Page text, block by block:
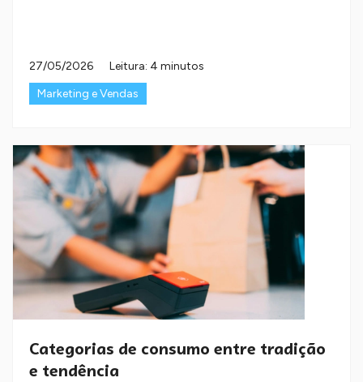
27/05/2026
Leitura: 4 minutos
Marketing e Vendas
Categorias de consumo entre tradição
e tendência